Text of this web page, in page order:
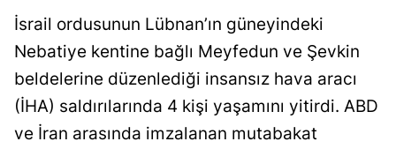
Antalya
Artvin
İsrail ordusunun Lübnan’ın güneyindeki
Nebatiye kentine bağlı Meyfedun ve Şevkin
beldelerine düzenlediği insansız hava aracı
(İHA) saldırılarında 4 kişi yaşamını yitirdi. ABD
ve İran arasında imzalanan mutabakat